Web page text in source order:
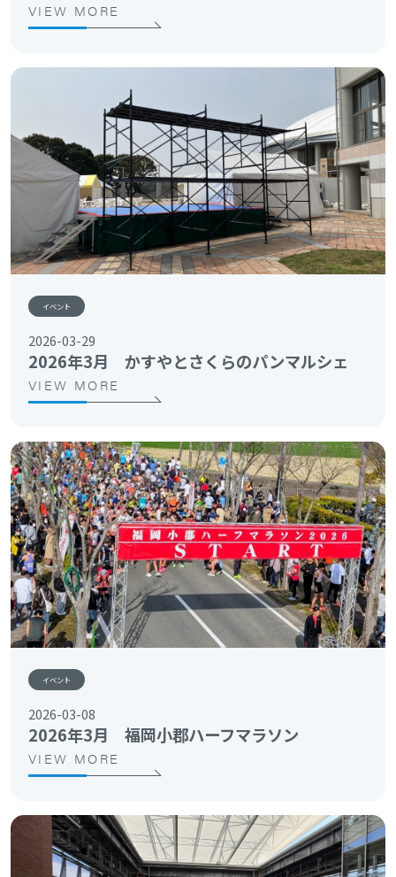
VIEW MORE
イベント
2026-03-29
2026年3月 かすやとさくらのパンマルシェ
VIEW MORE
イベント
2026-03-08
2026年3月 福岡小郡ハーフマラソン
VIEW MORE